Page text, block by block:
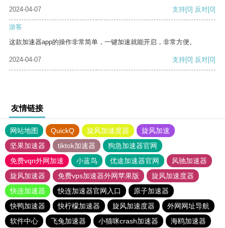
2024-04-07 支持[0] 反对[0]
游客
这款加速器app的操作非常简单，一键加速就能开启，非常方便。
2024-04-07 支持[0] 反对[0]
友情链接
网站地图 QuickQ 旋风加速度器
旋风加速
坚果加速器
tiktok加速器
狗急加速器官网
免费vqn外网加速
小蓝鸟 优途加速器官网
风驰加速器
旋风加速器
免费vps加速器外网苹果版
旋风加速度器
快连加速器
快连加速器官网入口
原子加速器
快鸭加速器
快柠檬加速器 旋风加速度器
外网网址导航
软件中心
飞兔加速器 小猫咪crash加速器 海鸥加速器